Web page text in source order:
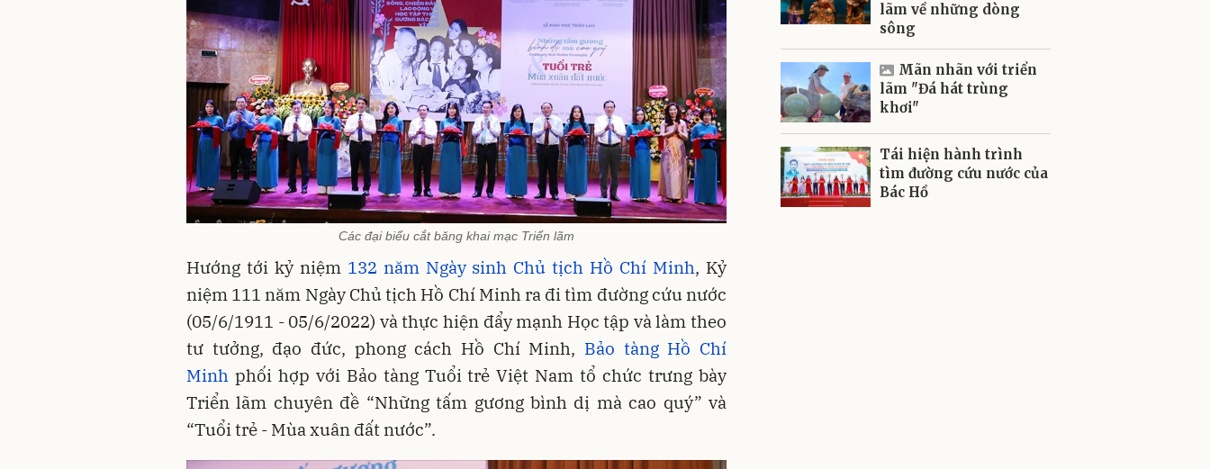
Các đại biểu cắt băng khai mạc Triển lãm
Hướng tới kỷ niệm 132 năm Ngày sinh Chủ tịch Hồ Chí Minh, Kỷ
niệm 111 năm Ngày Chủ tịch Hồ Chí Minh ra đi tìm đường cứu nước
(05/6/1911 - 05/6/2022) và thực hiện đẩy mạnh Học tập và làm theo
tư tưởng, đạo đức, phong cách Hồ Chí Minh, Bảo tàng Hồ Chí
Minh phối hợp với Bảo tàng Tuổi trẻ Việt Nam tổ chức trưng bày
Triển lãm chuyên đề “Những tấm gương bình dị mà cao quý” và
“Tuổi trẻ - Mùa xuân đất nước”.
lãm về những dòng
sông
Mãn nhãn với triển
lãm "Đá hát trùng
khơi"
Tái hiện hành trình
tìm đường cứu nước của
Bác Hồ